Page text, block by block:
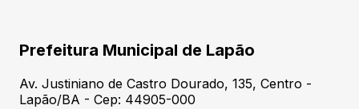
Prefeitura Municipal de Lapão
Av. Justiniano de Castro Dourado, 135, Centro -
Lapão/BA - Cep: 44905-000